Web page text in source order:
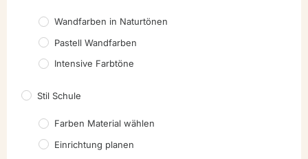
Wandfarben in Naturtönen
Pastell Wandfarben
Intensive Farbtöne
Stil Schule
Farben Material wählen
Einrichtung planen